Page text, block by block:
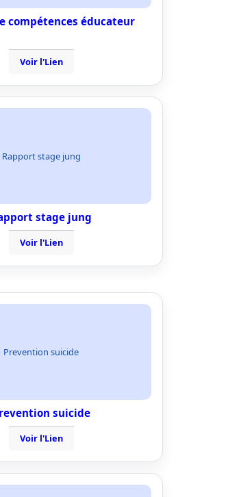
compétences éducateur
Voir l'Lien
Rapport stage jung
stage jung
Voir l'Lien
Prevention suicide
suicide
Voir l'Lien